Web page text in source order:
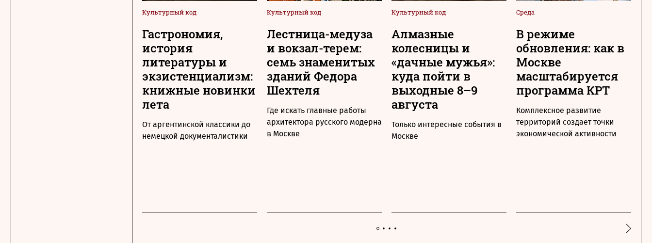
Культурный код
Гастрономия,
история
литературы и
экзистенциализм:
книжные новинки
лета
От аргентинской классики до
немецкой документалистики
Культурный код
Лестница-медуза
и вокзал-терем:
семь знаменитых
зданий Федора
Шехтеля
Где искать главные работы
архитектора русского модерна
в Москве
Культурный код
Алмазные
колесницы и
«дачные мужья»:
куда пойти в
выходные 8–9
августа
Только интересные события в
Москве
Среда
В режиме
обновления: как в
Москве
масштабируется
программа КРТ
Комплексное развитие
территорий создает точки
экономической активности